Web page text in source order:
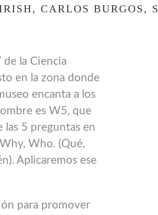
CARLOS BURGOS,
de la Ciencia
en la zona donde
encanta a los
es W5, que
las 5 preguntas en
Who. (Qué,
Aplicaremos ese
para promover